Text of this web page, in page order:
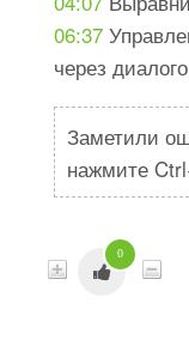
06:37
через
Заметили
нажмите
0